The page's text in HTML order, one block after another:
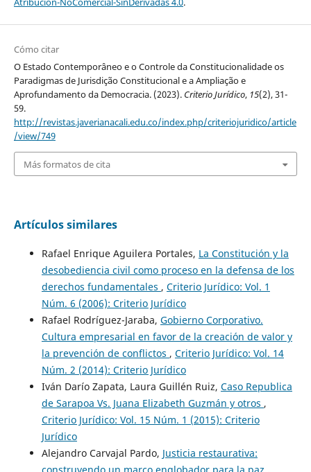
Cómo citar
O Estado Contemporâneo e o Controle da Constitucionalidade os
Paradigmas de Jurisdição Constitucional e a Ampliação e
Aprofundamento da Democracia. (2023). Criterio Jurídico, 15(2), 31-
59.
http://revistas.javerianacali.edu.co/index.php/criteriojuridico/article
/view/749
Más formatos de cita
Artículos similares
Rafael Enrique Aguilera Portales, La Constitución y la
desobediencia civil como proceso en la defensa de los
derechos fundamentales , Criterio Jurídico: Vol. 1
Núm. 6 (2006): Criterio Jurídico
Rafael Rodríguez-Jaraba, Gobierno Corporativo.
Cultura empresarial en favor de la creación de valor y
la prevención de conflictos , Criterio Jurídico: Vol. 14
Núm. 2 (2014): Criterio Jurídico
Iván Darío Zapata, Laura Guillén Ruiz, Caso Republica
de Sarapoa Vs. Juana Elizabeth Guzmán y otros ,
Criterio Jurídico: Vol. 15 Núm. 1 (2015): Criterio
Jurídico
Alejandro Carvajal Pardo, Justicia restaurativa: